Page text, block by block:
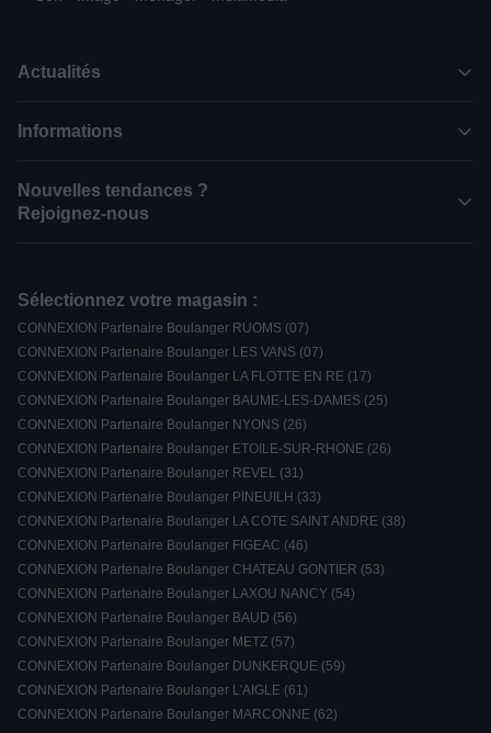
Actualités
Informations
Nouvelles tendances ?
Rejoignez-nous
Sélectionnez votre magasin :
CONNEXION Partenaire Boulanger RUOMS (07)
CONNEXION Partenaire Boulanger LES VANS (07)
CONNEXION Partenaire Boulanger LA FLOTTE EN RE (17)
CONNEXION Partenaire Boulanger BAUME-LES-DAMES (25)
CONNEXION Partenaire Boulanger NYONS (26)
CONNEXION Partenaire Boulanger ETOILE-SUR-RHONE (26)
CONNEXION Partenaire Boulanger REVEL (31)
CONNEXION Partenaire Boulanger PINEUILH (33)
CONNEXION Partenaire Boulanger LA COTE SAINT ANDRE (38)
CONNEXION Partenaire Boulanger FIGEAC (46)
CONNEXION Partenaire Boulanger CHATEAU GONTIER (53)
CONNEXION Partenaire Boulanger LAXOU NANCY (54)
CONNEXION Partenaire Boulanger BAUD (56)
CONNEXION Partenaire Boulanger METZ (57)
CONNEXION Partenaire Boulanger DUNKERQUE (59)
CONNEXION Partenaire Boulanger L'AIGLE (61)
CONNEXION Partenaire Boulanger MARCONNE (62)